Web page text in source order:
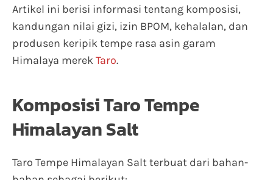
Artikel ini berisi informasi tentang komposisi,
kandungan nilai gizi, izin BPOM, kehalalan, dan
produsen keripik tempe rasa asin garam
Himalaya merekTaro.
Komposisi Taro Tempe
Himalayan Salt
Taro Tempe Himalayan Salt terbuat dari bahan-